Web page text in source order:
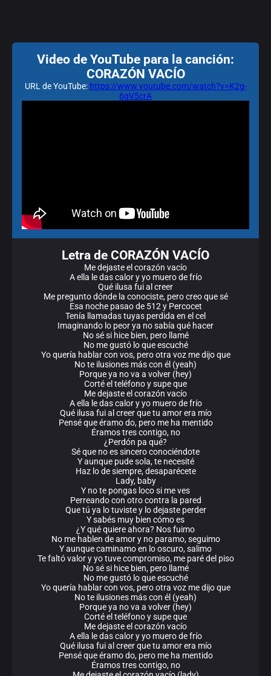
Video de YouTube para la canción:
CORAZÓN VACÍO
URL de YouTube: https://www.youtube.com/watch?v=K2g-
6gV5crA
Letra de CORAZÓN VACÍO
Me dejaste el corazón vacío
A ella le das calor y yo muero de frío
Qué ilusa fui al creer
Me pregunto dónde la conociste, pero creo que sé
Esa noche pasao de 512 y Percocet
Tenía llamadas tuyas perdida en el cel
Imaginando lo peor ya no sabía qué hacer
No sé si hice bien, pero llamé
No me gustó lo que escuché
Yo quería hablar con vos, pero otra voz me dijo que
No te ilusiones más con él (yeah)
Porque ya no va a volver (hey)
Corté el teléfono y supe que
Me dejaste el corazón vacío
A ella le das calor y yo muero de frío
Qué ilusa fui al creer que tu amor era mío
Pensé que éramo do, pero me ha mentido
Éramos tres contigo, no
¿Perdón pa qué?
Sé que no es sincero conociéndote
Y aunque pude sola, te necesité
Haz lo de siempre, desaparécete
Lady, baby
Y no te pongas loco si me ves
Perreando con otro contra la pared
Que tú ya lo tuviste y lo dejaste perder
Y sabés muy bien cómo es
¿Y qué quiere ahora? Nos fuimo
No me hablen de amor y no paramo, seguimo
Y aunque caminamo en lo oscuro, salimo
Te faltó valor y yo tuve compromiso, me paré del piso
No sé si hice bien, pero llamé
No me gustó lo que escuché
Yo quería hablar con vos, pero otra voz me dijo que
No te ilusiones más con él (yeah)
Porque ya no va a volver (hey)
Corté el teléfono y supe que
Me dejaste el corazón vacío
A ella le das calor y yo muero de frío
Qué ilusa fui al creer que tu amor era mío
Pensé que éramo do, pero me ha mentido
Éramos tres contigo, no